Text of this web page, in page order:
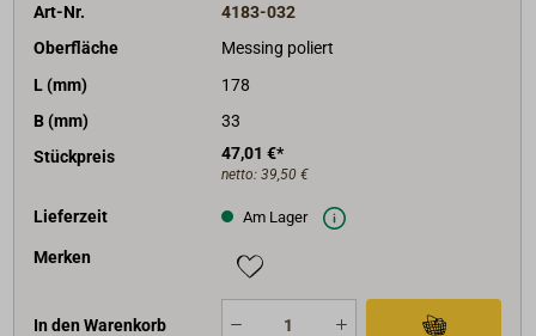
Art-Nr.
4183-032
Oberfläche
Messing poliert
L (mm)
178
B (mm)
33
Stückpreis
47,01 €*
netto: 39,50 €
Lieferzeit Am Lager
Merken
In den Warenkorb